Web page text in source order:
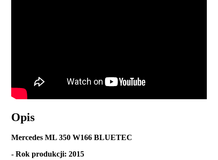
Opis
Mercedes ML 350 W166 BLUETEC
- Rok produkcji: 2015